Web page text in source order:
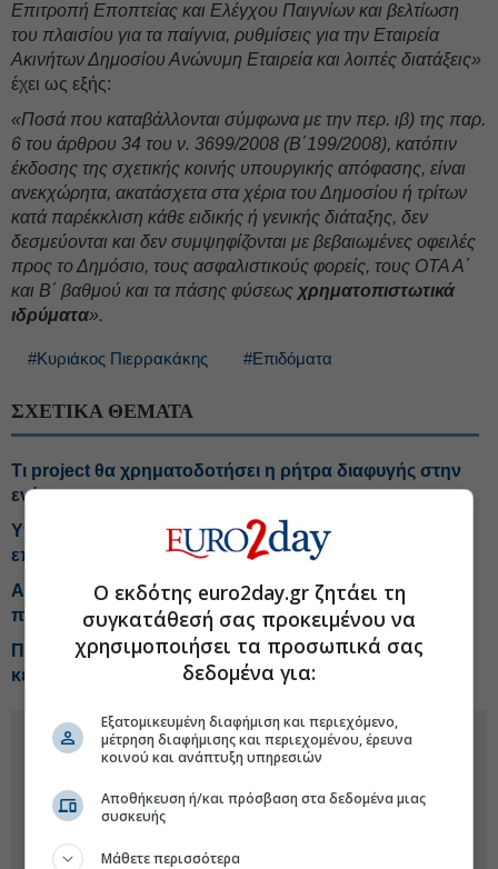
Επιτροπή Εποπτείας και Ελέγχου Παιγνίων και βελτίωση
του πλαισίου για τα παίγνια, ρυθμίσεις για την Εταιρεία
Ακινήτων Δημοσίου Ανώνυμη Εταιρεία και λοιπές διατάξεις»
έχει ως εξής:
«Ποσά που καταβάλλονται σύμφωνα με την περ. ιβ) της παρ.
6 του άρθρου 34 του ν. 3699/2008 (Β΄199/2008), κατόπιν
έκδοσης της σχετικής κοινής υπουργικής απόφασης, είναι
ανεκχώρητα, ακατάσχετα στα χέρια του Δημοσίου ή τρίτων
κατά παρέκκλιση κάθε ειδικής ή γενικής διάταξης, δεν
δεσμεύονται και δεν συμψηφίζονται με βεβαιωμένες οφειλές
προς το Δημόσιο, τους ασφαλιστικούς φορείς, τους ΟΤΑ Α΄
και Β΄ βαθμού και τα πάσης φύσεως χρηματοπιστωτικά
ιδρύματα».
#Κυριάκος Πιερρακάκης #Επιδόματα
ΣΧΕΤΙΚΑ ΘΕΜΑΤΑ
Τι project θα χρηματοδοτήσει η ρήτρα διαφυγής στην
ενέργεια
Υποβλήθηκε αίτημα για ρήτρα διαφυγής, στο
επίκεντρο ενεργειακά projects
Από Δευτέρα οι αιτήσεις για αποζημιώσεις στους
πυρόπληκτους
Πιερρακάκης: Η νησιωτικότητα τεράστιο αναπτυξιακό
κεφάλαιο για τη χώρα
Ο εκδότης euro2day.gr ζητάει τη
συγκατάθεσή σας προκειμένου να
χρησιμοποιήσει τα προσωπικά σας
δεδομένα για:
Εξατομικευμένη διαφήμιση και περιεχόμενο,
μέτρηση διαφήμισης και περιεχομένου, έρευνα
κοινού και ανάπτυξη υπηρεσιών
Αποθήκευση ή/και πρόσβαση στα δεδομένα μιας
συσκευής
Μάθετε περισσότερα